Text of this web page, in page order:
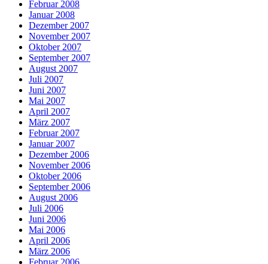
Februar 2008
Januar 2008
Dezember 2007
November 2007
Oktober 2007
September 2007
August 2007
Juli 2007
Juni 2007
Mai 2007
April 2007
März 2007
Februar 2007
Januar 2007
Dezember 2006
November 2006
Oktober 2006
September 2006
August 2006
Juli 2006
Juni 2006
Mai 2006
April 2006
März 2006